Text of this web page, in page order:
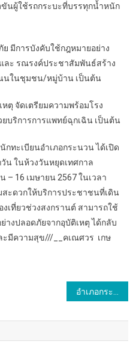
นผู้ใช้รถกระบะที่บรรทุกน้ำหนัก
มีการบังคับใช้กฎหมายอย่าง
ละ รณรงค์ประชาสัมพันธ์สร้าง
นในชุมชน/หมู่บ้าน เป็นต้น
ตุ จัดเตรียมความพร้อมโรง
บริการการแพทย์ฉุกเฉิน เป็นต้น
ทะเบียนอำเภอกระนวน ได้เปิด
น ในห้วงวันหยุดเทศกาล
– 16 เมษายน 2567 ในเวลา
สะดวกให้บริการประชาชนที่เดิน
เที่ยวช่วงสงกรานต์ สามารถใช้
างปลอดภัยจากอุบัติเหตุ ได้กลับ
มีความสุข///__คเณศวร เกษ